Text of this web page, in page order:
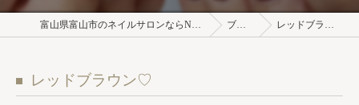
富山県富山市のネイルサロンならNail REVE ブログ レッドブラウン♡
レッドブラウン♡